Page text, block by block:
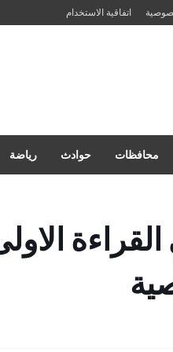
اتفاقية الاستخدام
محافظات حوادث رياضة